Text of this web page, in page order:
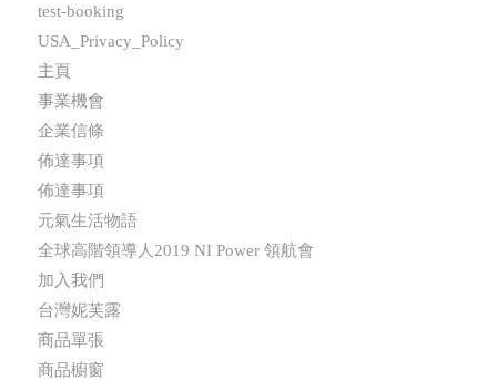
test-booking
USA_Privacy_Policy
主頁
事業機會
企業信條
佈達事項
佈達事項
元氣生活物語
全球高階領導人2019 NI Power 領航會
加入我們
台灣妮芙露
商品單張
商品櫥窗